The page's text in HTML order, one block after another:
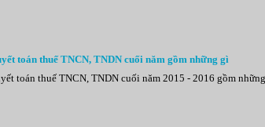
toán thuế TNCN, TNDN cuối năm gồm những gì
toán thuế TNCN, TNDN cuối năm 2015 - 2016 gồm